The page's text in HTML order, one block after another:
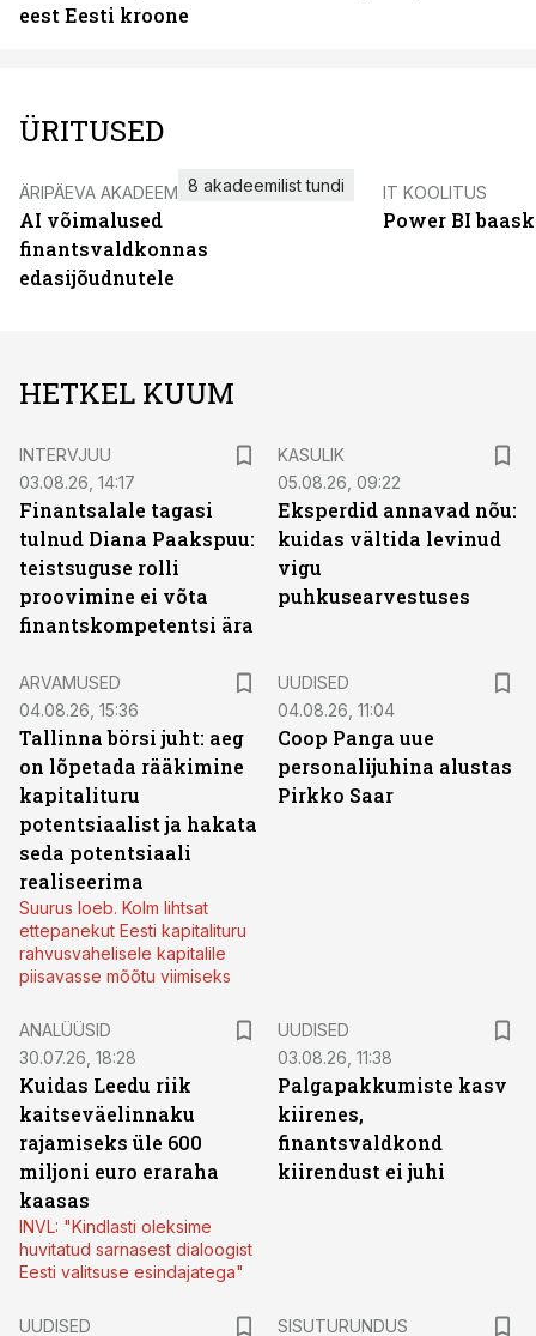
eest Eesti kroone
ÜRITUSED
ÄRIPÄEVA AKADEEMIA
AI võimalused
finantsvaldkonnas
edasijõudnutele
8 akadeemilist tundi IT KOOLITUS
Power BI
HETKEL KUUM
INTERVJUU
03.08.26, 14:17
Finantsalale tagasi
tulnud Diana Paakspuu:
teistsuguse rolli
proovimine ei võta
finantskompetentsi ära
KASULIK
05.08.26, 09:22
Eksperdid annavad nõu:
kuidas vältida levinud
vigu
puhkusearvestuses
ARVAMUSED
04.08.26, 15:36
Tallinna börsi juht: aeg
on lõpetada rääkimine
kapitalituru
potentsiaalist ja hakata
seda potentsiaali
realiseerima
Suurus loeb. Kolm lihtsat
ettepanekut Eesti kapitalituru
rahvusvahelisele kapitalile
piisavasse mõõtu viimiseks
UUDISED
04.08.26, 11:04
Coop Panga uue
personalijuhina alustas
Pirkko Saar
ANALÜÜSID
30.07.26, 18:28
Kuidas Leedu riik
kaitseväelinnaku
rajamiseks üle 600
miljoni euro eraraha
kaasas
INVL: "Kindlasti oleksime
huvitatud sarnasest dialoogist
Eesti valitsuse esindajatega"
UUDISED
03.08.26, 11:38
Palgapakkumiste kasv
kiirenes,
finantsvaldkond
kiirendust ei juhi
UUDISED SISUTURUNDUS